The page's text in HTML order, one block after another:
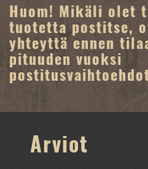
Huom! Mikäli olet
tuotetta postitse,
yhteyttä ennen
pituuden vuoksi
Arviot